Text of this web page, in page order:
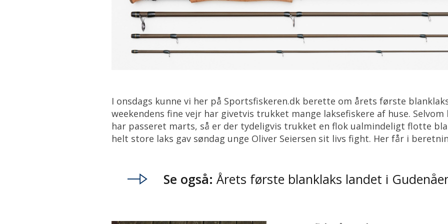
I onsdags kunne vi her på Sportsfiskeren.dk berette om årets første
weekendens fine vejr har givetvis trukket mange laksefiskere af huse.
har passeret marts, så er der tydeligvis trukket en flok ualmindeligt flotte
helt store laks gav søndag unge Oliver Seiersen sit livs fight. Her får i
Se også: Årets første blanklaks landet i